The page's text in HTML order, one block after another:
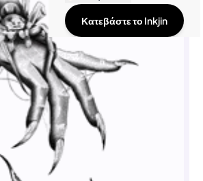
Κατεβάστε το Inkjin